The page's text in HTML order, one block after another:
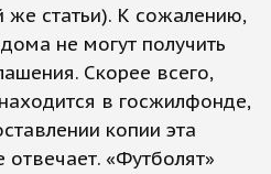
же статьи). К сожалению,
не могут получить
Скорее всего,
в госжилфонде,
копии эта
отвечает. «Футболят»